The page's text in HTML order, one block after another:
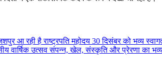
आ रही है राष्ट्रपति महोदय 30 दिसंबर को भव्य
वार्षिक उत्सव संपन्न, खेल, संस्कृति और प्रेरणा